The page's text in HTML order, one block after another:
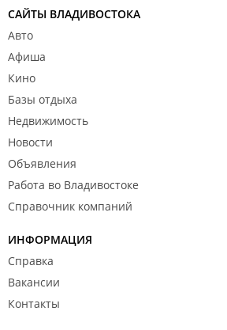
САЙТЫ ВЛАДИВОСТОКА
Авто
Афиша
Кино
Базы отдыха
Недвижимость
Новости
Объявления
Работа во Владивостоке
Справочник компаний
ИНФОРМАЦИЯ
Справка
Вакансии
Контакты